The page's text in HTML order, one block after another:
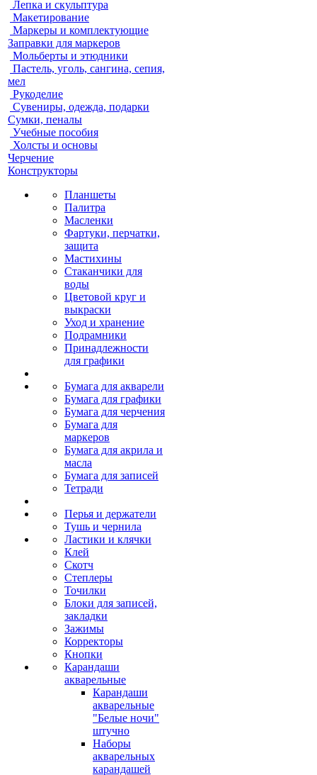
Лепка и скульптура
Макетирование
Маркеры и комплектующие
Заправки для маркеров
Мольберты и этюдники
Пастель, уголь, сангина, сепия,
мел
Рукоделие
Сувениры, одежда, подарки
Сумки, пеналы
Учебные пособия
Холсты и основы
Черчение
Конструкторы
Планшеты
Палитра
Масленки
Фартуки, перчатки,
защита
Мастихины
Стаканчики для
воды
Цветовой круг и
выкраски
Уход и хранение
Подрамники
Принадлежности
для графики
Бумага для акварели
Бумага для графики
Бумага для черчения
Бумага для
маркеров
Бумага для акрила и
масла
Бумага для записей
Тетради
Перья и держатели
Тушь и чернила
Ластики и клячки
Клей
Скотч
Степлеры
Точилки
Блоки для записей,
закладки
Зажимы
Корректоры
Кнопки
Карандаши
акварельные
Карандаши
акварельные
"Белые ночи"
штучно
Наборы
акварельных
карандашей